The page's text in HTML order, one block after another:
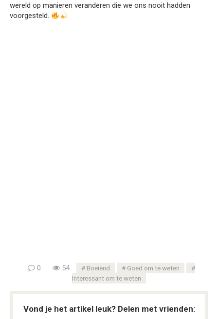
wereld op manieren veranderen die we ons nooit hadden
voorgesteld.
0 54 Boeiend
Goed om te weten
Interessant om te weten
Vond je het artikel leuk? Delen met vrienden: